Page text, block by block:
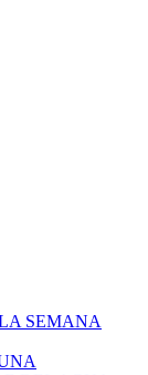
SEMANA